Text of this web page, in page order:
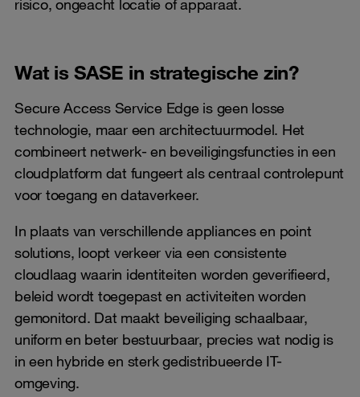
risico, ongeacht locatie of apparaat.
Wat is SASE in strategische zin?
Secure Access Service Edge is geen losse
technologie, maar een architectuurmodel. Het
combineert netwerk- en beveiligingsfuncties in een
cloudplatform dat fungeert als centraal controlepunt
voor toegang en dataverkeer.
In plaats van verschillende appliances en point
solutions, loopt verkeer via een consistente
cloudlaag waarin identiteiten worden geverifieerd,
beleid wordt toegepast en activiteiten worden
gemonitord. Dat maakt beveiliging schaalbaar,
uniform en beter bestuurbaar, precies wat nodig is
in een hybride en sterk gedistribueerde IT-
omgeving.